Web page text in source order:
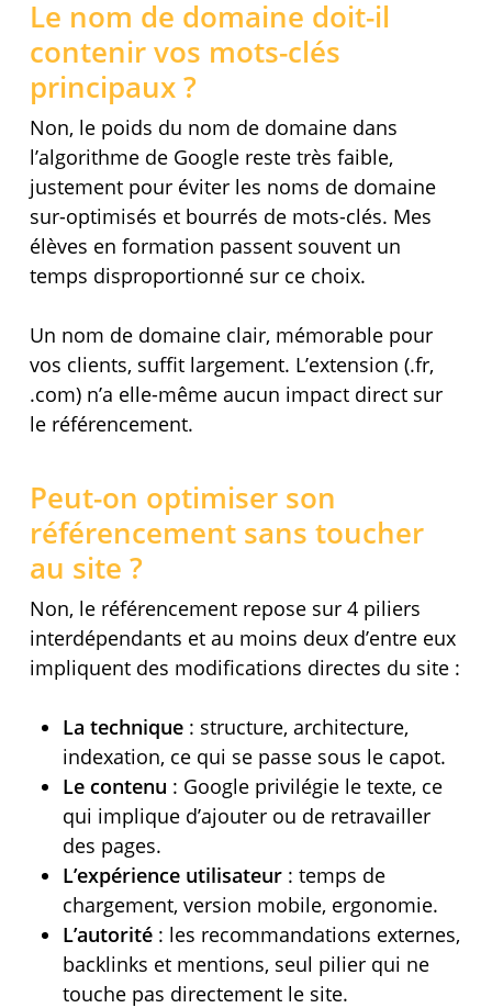
Le nom de domaine doit-il
contenir vos mots-clés
principaux ?
Non, le poids du nom de domaine dans
l’algorithme de Google reste très faible,
justement pour éviter les noms de domaine
sur-optimisés et bourrés de mots-clés. Mes
élèves en formation passent souvent un
temps disproportionné sur ce choix.
Un nom de domaine clair, mémorable pour
vos clients, suffit largement. L’extension (.fr,
.com) n’a elle-même aucun impact direct sur
le référencement.
Peut-on optimiser son
référencement sans toucher
au site ?
Non, le référencement repose sur 4 piliers
interdépendants et au moins deux d’entre eux
impliquent des modifications directes du site :
La technique: structure, architecture,
indexation, ce qui se passe sous le capot.
Le contenu : Google privilégie le texte, ce
qui implique d’ajouter ou de retravailler
des pages.
L’expérience utilisateur: temps de
chargement, version mobile, ergonomie.
L’autorité: les recommandations externes,
backlinks et mentions, seul pilier qui ne
touche pas directement le site.